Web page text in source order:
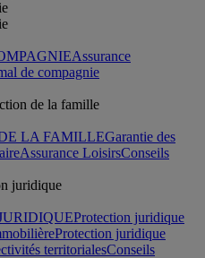
Assurance
de compagnie
LA FAMILLEGarantie des
Assurance LoisirsConseils
Protection juridique
Protection juridique
territorialesConseils